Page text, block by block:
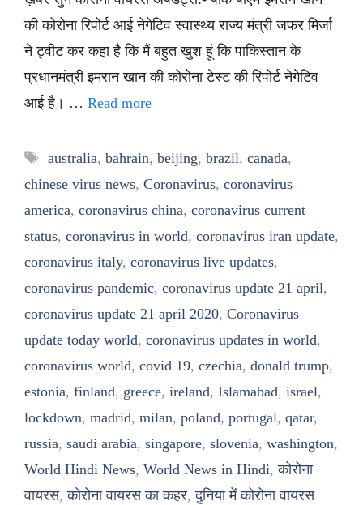
की कोरोना रिपोर्ट आई नेगेटिव स्वास्थ्य राज्य मंत्री जफर मिर्जा
ने ट्वीट कर कहा है कि मैं बहुत खुश हूं कि पाकिस्तान के
प्रधानमंत्री इमरान खान की कोरोना टेस्ट की रिपोर्ट नेगेटिव
आई है। … Read more
Tags
australia, bahrain, beijing, brazil, canada,
chinese virus news, Coronavirus, coronavirus
america, coronavirus china, coronavirus current
status, coronavirus in world, coronavirus iran update,
coronavirus italy, coronavirus live updates,
coronavirus pandemic, coronavirus update 21 april,
coronavirus update 21 april 2020, Coronavirus
update today world, coronavirus updates in world,
coronavirus world, covid 19, czechia, donald trump,
estonia, finland, greece, ireland, Islamabad, israel,
lockdown, madrid, milan, poland, portugal, qatar,
russia, saudi arabia, singapore, slovenia, washington,
World Hindi News, World News in Hindi,कोरोना
वायरस,कोरोना वायरस का कहर,दुनिया में कोरोना वायरस